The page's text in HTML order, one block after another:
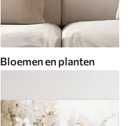
Bloemen en planten